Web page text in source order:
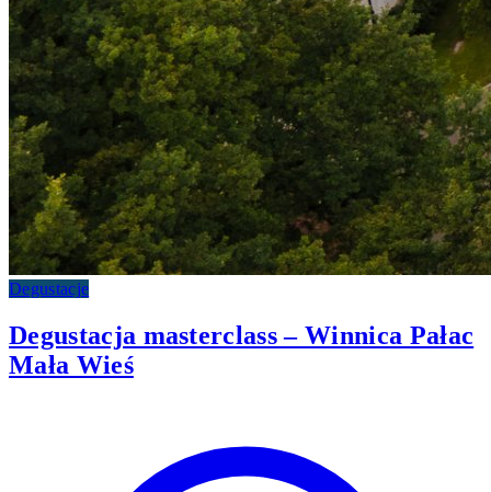
Degustacje
Degustacja masterclass – Winnica Pałac
Mała Wieś